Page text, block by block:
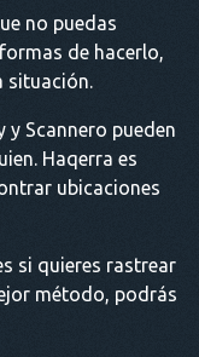
no puedas
de hacerlo,
situación.
y Scannero pueden
Haqerra es
ubicaciones
si quieres rastrear
método, podrás